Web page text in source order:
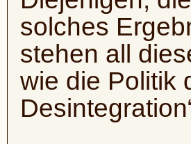
solches
stehen all
wie die Politik